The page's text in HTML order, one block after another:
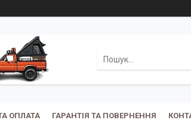
ОПЛАТА ГАРАНТІЯ ТА ПОВЕРНЕННЯ